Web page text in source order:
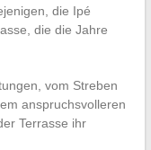
die Ipé
die die Jahre
vom Streben
anspruchsvolleren
Terrasse ihr